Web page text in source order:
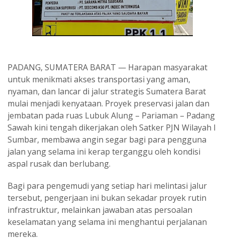
PADANG, SUMATERA BARAT — Harapan masyarakat
untuk menikmati akses transportasi yang aman,
nyaman, dan lancar di jalur strategis Sumatera Barat
mulai menjadi kenyataan. Proyek preservasi jalan dan
jembatan pada ruas Lubuk Alung – Pariaman – Padang
Sawah kini tengah dikerjakan oleh Satker PJN Wilayah I
Sumbar, membawa angin segar bagi para pengguna
jalan yang selama ini kerap terganggu oleh kondisi
aspal rusak dan berlubang.
Bagi para pengemudi yang setiap hari melintasi jalur
tersebut, pengerjaan ini bukan sekadar proyek rutin
infrastruktur, melainkan jawaban atas persoalan
keselamatan yang selama ini menghantui perjalanan
mereka.